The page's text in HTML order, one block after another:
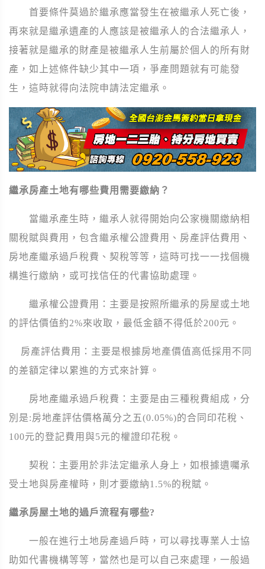
首要條件莫過於繼承應當發生在被繼承人死亡後，
再來就是繼承遺產的人應該是被繼承人的合法繼承人，
接著就是繼承的財產是被繼承人生前屬於個人的所有財
產，如上述條件缺少其中一項，爭產問題就有可能發
生，這時就得向法院申請法定繼承。
繼承房產土地有哪些費用需要繳納？
當繼承產生時，繼承人就得開始向公家機關繳納相
關稅賦與費用，包含繼承權公證費用、房產評估費用、
房地產繼承過戶稅費、契稅等等，這時可找一一找個機
構進行繳納，或可找信任的代書協助處理。
繼承權公證費用：主要是按照所繼承的房屋或土地
的評估價值約2%來收取，最低金額不得低於200元。
房產評估費用：主要是根據房地產價值高低採用不同
的差額定律以累進的方式來計算。
房地產繼承過戶稅費：主要是由三種稅費組成，分
別是:房地產評估價格萬分之五(0.05%)的合同印花稅、
100元的登記費用與5元的權證印花稅。
契稅：主要用於非法定繼承人身上，如根據遺囑承
受土地與房產權時，則才要繳納1.5%的稅賦。
繼承房屋土地的過戶流程有哪些?
一般在進行土地房產過戶時，可以尋找專業人士協
助如代書機構等等，當然也是可以自己來處理，一般過